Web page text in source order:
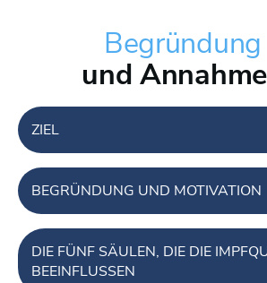
Begründung
und
ZIEL
BEGRÜNDUNG UND MOTIVATION
DIE FÜNF SÄULEN, DIE DIE
BEEINFLUSSEN